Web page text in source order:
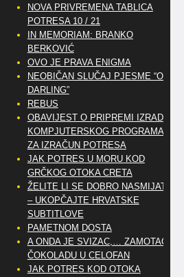
NOVA PRIVREMENA TABLICA
POTRESA 10 / 21
IN MEMORIAM: BRANKO
BERKOVIĆ
OVO JE PRAVA ENIGMA
NEOBIČAN SLUČAJ PJESME “OH
DARLING”
REBUS
OBAVIJEST O PRIPREMI IZRADE
KOMPJUTERSKOG PROGRAMA
ZA IZRAČUN POTRESA
JAK POTRES U MORU KOD
GRČKOG OTOKA CRETA
ŽELITE LI SE DOBRO NASMIJATI
– UKOPČAJTE HRVATSKE
SUBTITLOVE
PAMETNOM DOSTA
A ONDA JE SVIZAC,… ZAMOTAO
ČOKOLADU U CELOFAN
JAK POTRES KOD OTOKA